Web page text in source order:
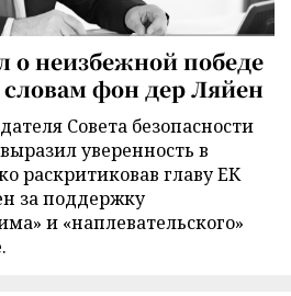
о неизбежной победе
фон дер Ляйен
Совета безопасности
уверенность в
раскритиковав главу ЕК
за поддержку
и «наплевательского»